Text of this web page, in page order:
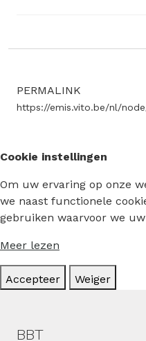
PERMALINK
https://emis.vito.be/nl/
Cookie instellingen
Om uw ervaring op onze
we naast functionele
gebruiken waarvoor we
Meer lezen
Accepteer Weiger
Hoofdmenu
BBT